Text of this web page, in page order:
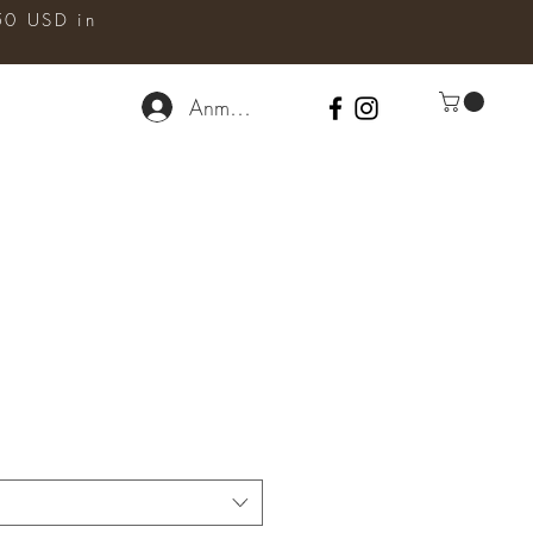
Anmelden
USD in